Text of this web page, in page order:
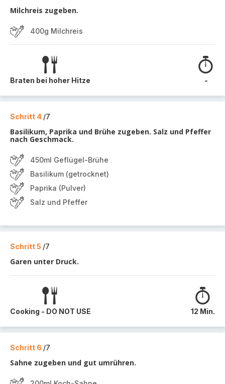
Milchreis zugeben.
400g Milchreis
Braten bei hoher Hitze -
Schritt 4 /7
Basilikum, Paprika und Brühe zugeben. Salz und Pfeffer
nach Geschmack.
450ml Geflügel-Brühe
Basilikum (getrocknet)
Paprika (Pulver)
Salz und Pfeffer
Schritt 5 /7
Garen unter Druck.
Cooking - DO NOT USE 12 Min.
Schritt 6 /7
Sahne zugeben und gut umrühren.